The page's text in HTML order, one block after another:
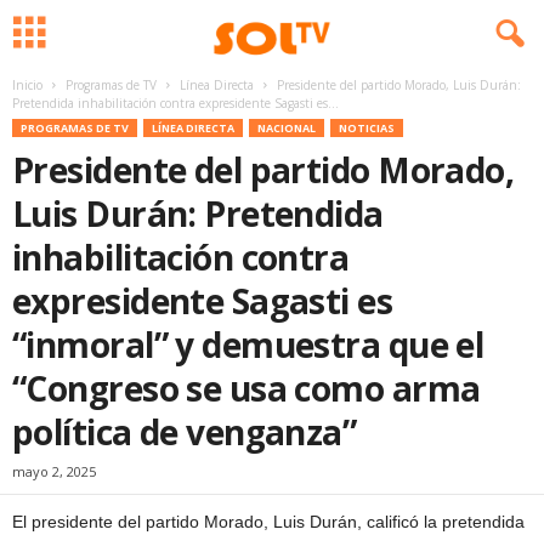
Inicio Programas de TV Línea Directa
Presidente del partido Morado, Luis Durán:
Pretendida inhabilitación contra expresidente Sagasti es...
PROGRAMAS DE TV LÍNEA DIRECTA NACIONAL NOTICIAS
Presidente del partido Morado,
Luis Durán: Pretendida
inhabilitación contra
expresidente Sagasti es
“inmoral” y demuestra que el
“Congreso se usa como arma
política de venganza”
mayo 2, 2025
El presidente del partido Morado, Luis Durán, calificó la pretendida